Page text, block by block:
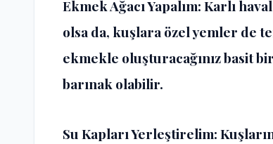
Ekmek Ağacı Yapalım: Karlı
olsa da, kuşlara özel yemler de
ekmekle oluşturacağınız basit
barınak olabilir.
Su Kapları Yerleştirelim: